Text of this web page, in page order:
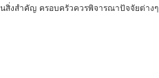
สิ่งสำคัญ ครอบครัวควรพิจารณาปัจจัยต่างๆ